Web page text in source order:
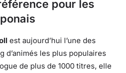
pour les
est aujourd’hui l’une des
d’animés les plus populaires
de plus de 1000 titres, elle